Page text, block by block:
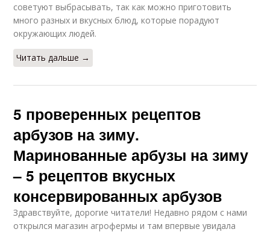
советуют выбрасывать, так как можно приготовить
много разных и вкусных блюд, которые порадуют
окружающих людей.
Читать дальше →
5 проверенных рецептов
арбузов на зиму.
Маринованные арбузы на зиму
– 5 рецептов вкусных
консервированных арбузов
Здравствуйте, дорогие читатели! Недавно рядом с нами
открылся магазин агрофермы и там впервые увидала